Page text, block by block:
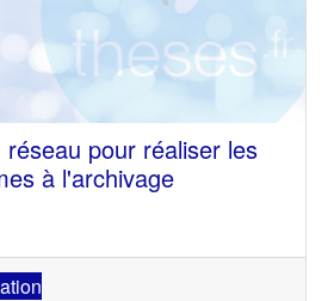
pour réaliser les
à l'archivage